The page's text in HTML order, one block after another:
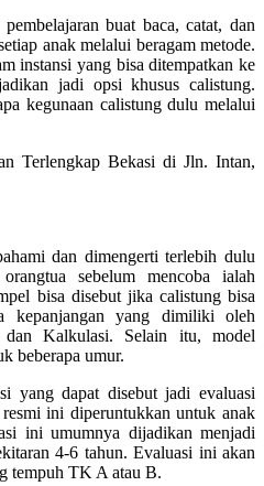
buat baca, catat, dan
anak melalui beragam metode.
instansi yang bisa ditempatkan ke
jadi opsi khusus calistung.
kegunaan calistung dulu melalui
dan dimengerti terlebih dulu
sebelum mencoba ialah
bisa disebut jika calistung bisa
kepanjangan yang dimiliki oleh
Kalkulasi. Selain itu, model
beberapa umur.
yang dapat disebut jadi evaluasi
ini diperuntukkan untuk anak
ini umumnya dijadikan menjadi
4-6 tahun. Evaluasi ini akan
tempuh TK A atau B.